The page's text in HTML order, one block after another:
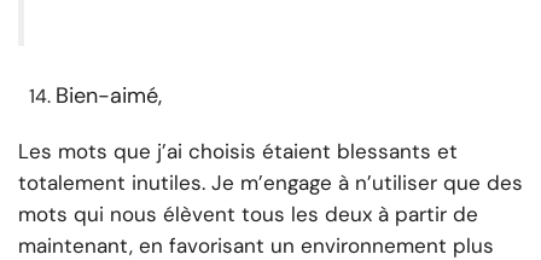
Bien-aimé,
Les mots que j’ai choisis étaient blessants et
totalement inutiles. Je m’engage à n’utiliser que des
mots qui nous élèvent tous les deux à partir de
maintenant, en favorisant un environnement plus